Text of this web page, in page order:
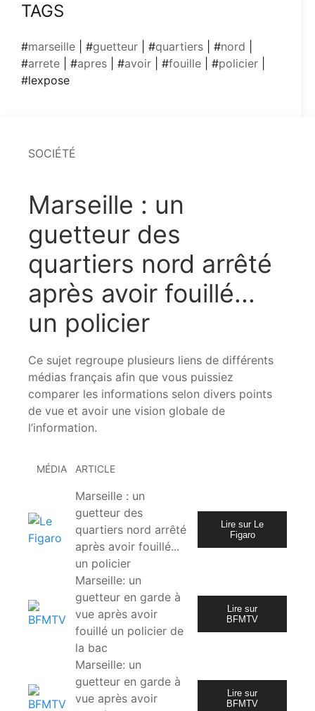
TAGS
#marseille | #guetteur | #quartiers | #nord
#arrete | #apres | #avoir | #fouille | #policier
#lexpose
SOCIÉTÉ
Marseille : un
guetteur des
quartiers nord arrêté
après avoir fouillé...
un policier
Ce sujet regroupe plusieurs liens de différents
médias français afin que vous puissiez
comparer les informations selon divers points
de vue et avoir une vision globale de
l’information.
MÉDIA ARTICLE
Marseille : un
guetteur des
quartiers nord arrêté
après avoir fouillé...
un policier
Lire sur Le
Figaro
Marseille: un
guetteur en garde à
vue après avoir
fouillé un policier de
la bac
Lire sur
BFMTV
Marseille: un
guetteur en garde à
vue après avoir
Lire sur
BFMTV